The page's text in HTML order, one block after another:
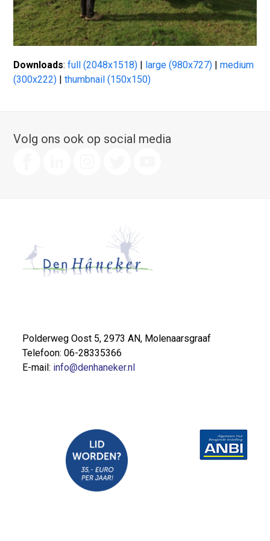
Downloads:full (2048x1518) | large (980x727) |medium
(300x222) |thumbnail (150x150)
Volg ons ook op social media
Polderweg Oost 5, 2973 AN, Molenaarsgraaf
Telefoon: 06-28335366
E-mail: info@denhaneker.nl